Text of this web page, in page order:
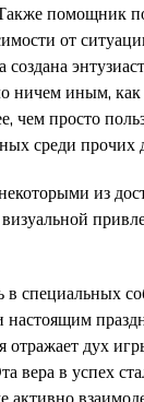
помощник
от
ничем иным,
просто
среди
из
специальных
настоящим
дух
вера в успех